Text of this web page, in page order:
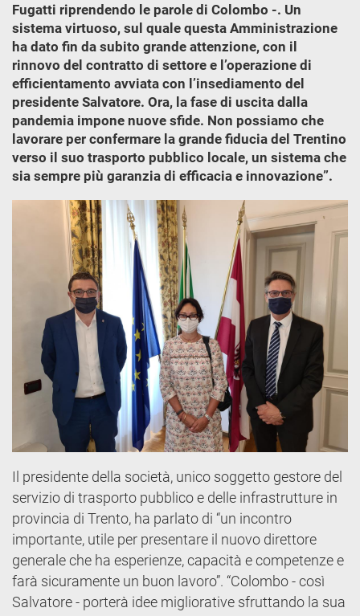
Fugatti riprendendo le parole di Colombo -. Un
sistema virtuoso, sul quale questa Amministrazione
ha dato fin da subito grande attenzione, con il
rinnovo del contratto di settore e l’operazione di
efficientamento avviata con l’insediamento del
presidente Salvatore. Ora, la fase di uscita dalla
pandemia impone nuove sfide. Non possiamo che
lavorare per confermare la grande fiducia del Trentino
verso il suo trasporto pubblico locale, un sistema che
sia sempre più garanzia di efficacia e innovazione”.
Il presidente della società, unico soggetto gestore del
servizio di trasporto pubblico e delle infrastrutture in
provincia di Trento, ha parlato di “un incontro
importante, utile per presentare il nuovo direttore
generale che ha esperienze, capacità e competenze e
farà sicuramente un buon lavoro”. “Colombo - così
Salvatore - porterà idee migliorative sfruttando la sua